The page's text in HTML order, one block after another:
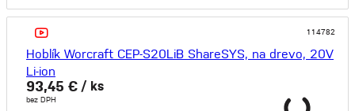
114782
Hoblík Worcraft CEP-S20LiB ShareSYS, na drevo, 20V
Li-ion
93,45 € / ks
bez DPH